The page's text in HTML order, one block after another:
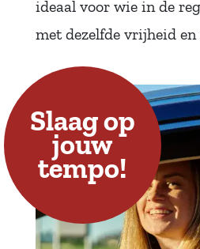
ideaal voor wie in de
met dezelfde vrijheid
Slaag op
jouw
tempo!